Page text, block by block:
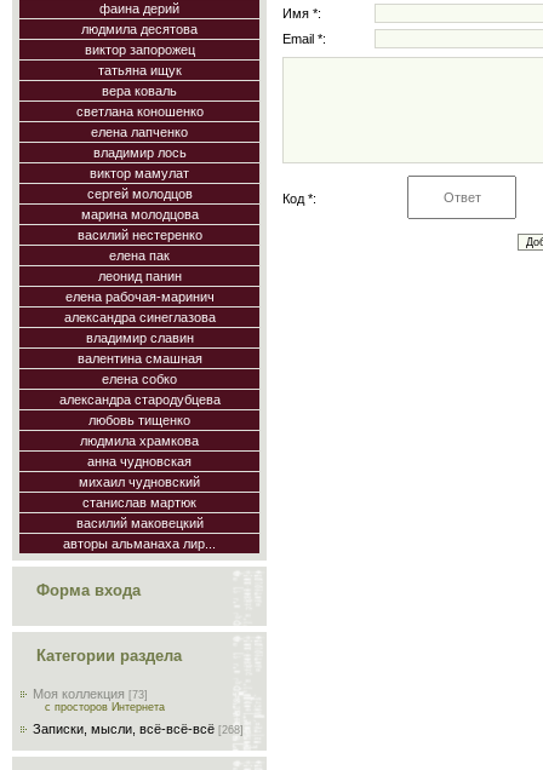
фаина дерий
людмила десятова
виктор запорожец
татьяна ищук
вера коваль
светлана коношенко
елена лапченко
владимир лось
виктор мамулат
сергей молодцов
марина молодцова
василий нестеренко
елена пак
леонид панин
елена рабочая-маринич
александра синеглазова
владимир славин
валентина смашная
елена собко
александра стародубцева
любовь тищенко
людмила храмкова
анна чудновская
михаил чудновский
станислав мартюк
василий маковецкий
авторы альманаха лир...
Форма входа
Категории раздела
Моя коллекция [73]
с просторов Интернета
Записки, мысли, всё-всё-всё [268]
Имя *:
Email *:
Код *: